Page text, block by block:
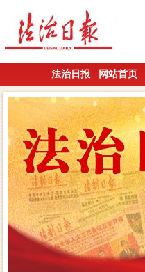
法治日报 网站首页